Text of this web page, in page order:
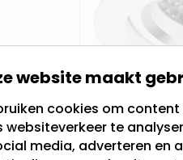
available
LED
website maakt
cookies om
websiteverkeer te
media, adverteren en